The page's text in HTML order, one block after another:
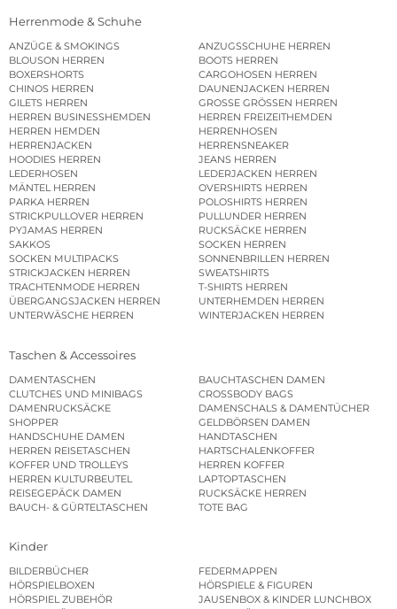
Herrenmode & Schuhe
ANZÜGE & SMOKINGS
ANZUGSSCHUHE HERREN
BLOUSON HERREN
BOOTS HERREN
BOXERSHORTS
CARGOHOSEN HERREN
CHINOS HERREN
DAUNENJACKEN HERREN
GILETS HERREN
GROSSE GRÖSSEN HERREN
HERREN BUSINESSHEMDEN
HERREN FREIZEITHEMDEN
HERREN HEMDEN
HERRENHOSEN
HERRENJACKEN
HERRENSNEAKER
HOODIES HERREN
JEANS HERREN
LEDERHOSEN
LEDERJACKEN HERREN
MÄNTEL HERREN
OVERSHIRTS HERREN
PARKA HERREN
POLOSHIRTS HERREN
STRICKPULLOVER HERREN
PULLUNDER HERREN
PYJAMAS HERREN
RUCKSÄCKE HERREN
SAKKOS
SOCKEN HERREN
SOCKEN MULTIPACKS
SONNENBRILLEN HERREN
STRICKJACKEN HERREN
SWEATSHIRTS
TRACHTENMODE HERREN
T-SHIRTS HERREN
ÜBERGANGSJACKEN HERREN
UNTERHEMDEN HERREN
UNTERWÄSCHE HERREN
WINTERJACKEN HERREN
Taschen & Accessoires
DAMENTASCHEN
BAUCHTASCHEN DAMEN
CLUTCHES UND MINIBAGS
CROSSBODY BAGS
DAMENRUCKSÄCKE
DAMENSCHALS & DAMENTÜCHER
SHOPPER
GELDBÖRSEN DAMEN
HANDSCHUHE DAMEN
HANDTASCHEN
HERREN REISETASCHEN
HARTSCHALENKOFFER
KOFFER UND TROLLEYS
HERREN KOFFER
HERREN KULTURBEUTEL
LAPTOPTASCHEN
REISEGEPÄCK DAMEN
RUCKSÄCKE HERREN
BAUCH- & GÜRTELTASCHEN
TOTE BAG
Kinder
BILDERBÜCHER
FEDERMAPPEN
HÖRSPIELBOXEN
HÖRSPIELE & FIGUREN
HÖRSPIEL ZUBEHÖR
JAUSENBOX & KINDER LUNCHBOX